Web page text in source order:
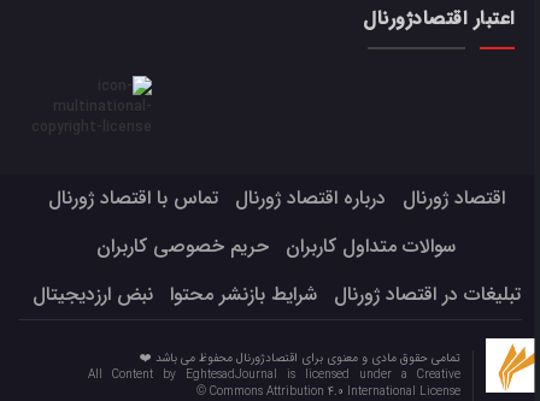
اعتبار اقتصادژورنال
اقتصاد ژورنال درباره اقتصاد ژورنال
تماس با اقتصاد ژورنال
سوالات متداول کاربران
حریم خصوصی کاربران
تبلیغات در اقتصاد ژورنال
شرایط بازنشر محتوا نبض ارزدیجیتال
تمامی حقوق مادی و معنوی برای اقتصادژورنال محفوظ می باشد ❤️
All Content by EghtesadJournal is licensed under a Creative
Commons Attribution 4.0 International License ©️